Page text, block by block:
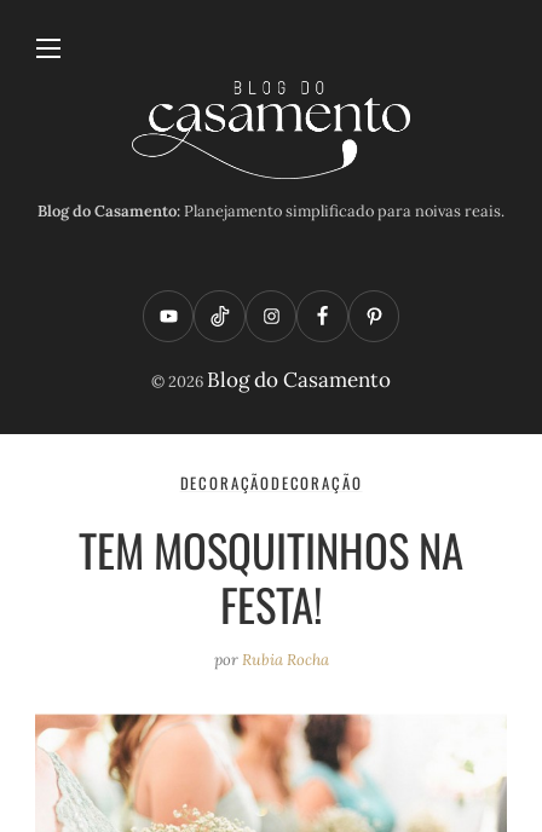
Blog do Casamento:Planejamento simplificado para noivas reais.
Y
o
t
e
T
i
t
o
I
n
t
a
a
m
F
a
e
b
o
P
i
t
© 2026 Blog do Casamento
DECORAÇÃODECORAÇÃO
TEM MOSQUITINHOS NA
FESTA!
porRubia Rocha